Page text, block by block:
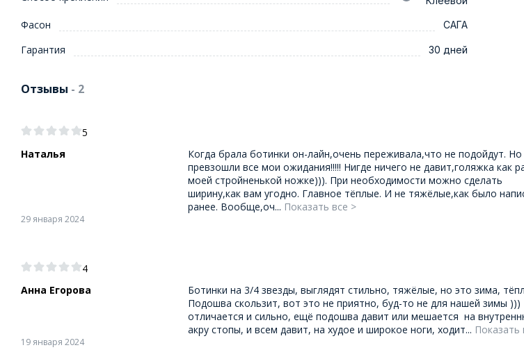
Фасон САГА
Гарантия 30 дней
Отзывы - 2
5
Наталья
29 января 2024
Когда брала ботинки он-лайн,очень переживала,что не подойдут. Но
превзошли все мои ожидания!!!!! Нигде ничего не давит,голяжка как
моей стройненькой ножке))). При необходимости можно сделать
ширину,как вам угодно. Главное тёплые. И не тяжёлые,как было
ранее. Вообще,оч... Показать все >
4
Анна Егорова
19 января 2024
Ботинки на 3/4 звезды, выглядят стильно, тяжёлые, но это зима,
Подошва скользит, вот это не приятно, буд-то не для нашей зимы )))
отличается и сильно, ещё подошва давит или мешается на
акру стопы, и всем давит, на худое и широкое ноги, ходит... Показать